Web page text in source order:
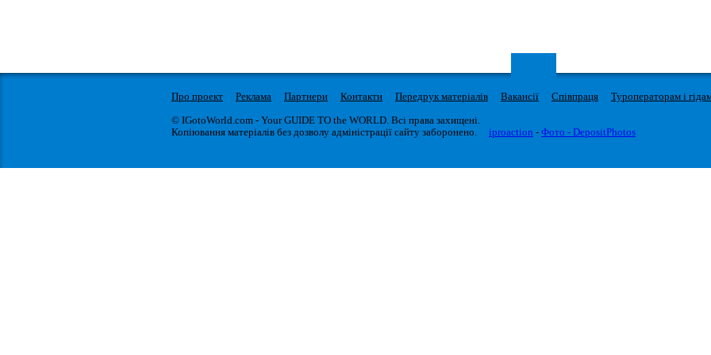
Про проект Реклама Партнери Контакти Передрук матеріалів Вакансії Співпраця Туроператорам і
© IGotoWorld.com - Your GUIDE TO the WORLD. Всі права захищені.
Копіювання матеріалів без дозволу адміністрації сайту заборонено.
iproaction - Фото - DepositPhotos